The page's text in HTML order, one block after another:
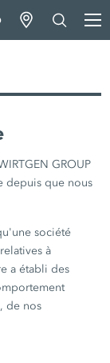
GROUP
depuis que nous
société
à
a établi des
de nos